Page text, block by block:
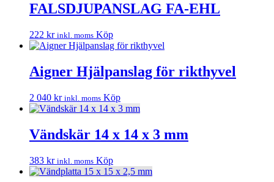
FALSDJUPANSLAG FA-EHL
222 kr inkl. moms Köp
Aigner Hjälpanslag för rikthyvel
2 040 kr inkl. moms Köp
Vändskär 14 x 14 x 3 mm
383 kr inkl. moms Köp